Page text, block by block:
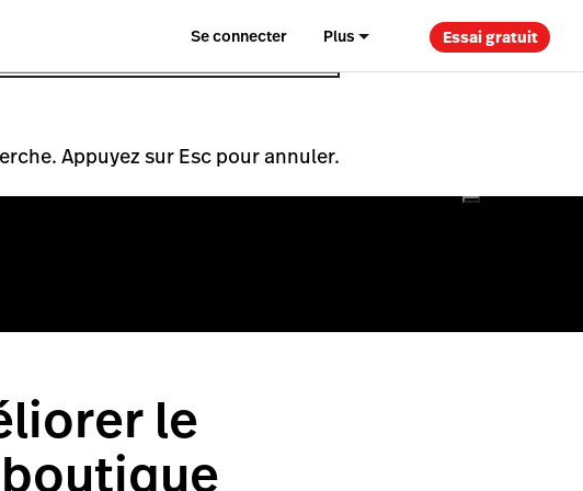
Se connecter Plus Essai gratuit
Appuyez sur Esc pour annuler.
le